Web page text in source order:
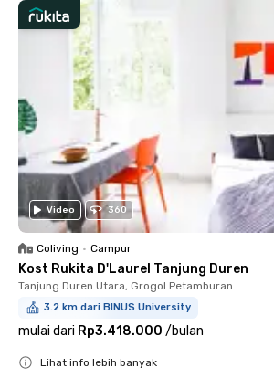
Video 360
Coliving • Campur
Kost Rukita D'Laurel Tanjung Duren
Tanjung Duren Utara, Grogol Petamburan
3.2 km dari BINUS University
mulai dari Rp3.418.000 /bulan
Lihat info lebih banyak